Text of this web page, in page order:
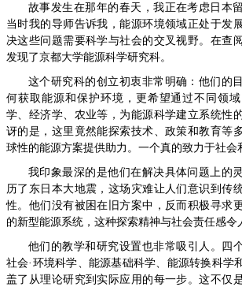
故事发生在那年的春天，我正在考虑日本
当时我的导师告诉我，能源环境领域正处于发
决这些问题需要科学与社会的交叉视野。在查
发现了京都大学能源科学研究科。
这个研究科的创立初衷非常明确：他们的
何获取能源和保护环境，更希望通过不同领
学、经济学、农业等，为能源科学建立系统性
讶的是，这里竟然能探索技术、政策和教育等
球性的能源方案提供助力。一个真的致力于社会
我印象最深的是他们在解决具体问题上的
历了东日本大地震，这场灾难让人们意识到传
性。他们没有被困在旧方案中，反而积极寻求
的新型能源系统，这种探索精神与社会责任感令
他们的教学和研究设置也非常吸引人。
社会·环境科学、能源基础科学、能源转换科学
盖了从理论研究到实际应用的每一步。这不仅